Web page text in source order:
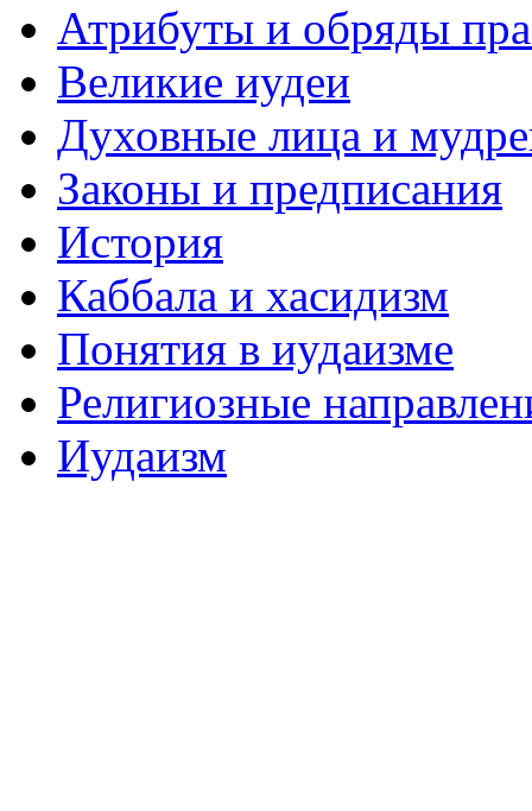
Атрибуты и обряды
Великие иудеи
Духовные лица и
Законы и предписания
История
Каббала и хасидизм
Понятия в иудаизме
Религиозные
Иудаизм